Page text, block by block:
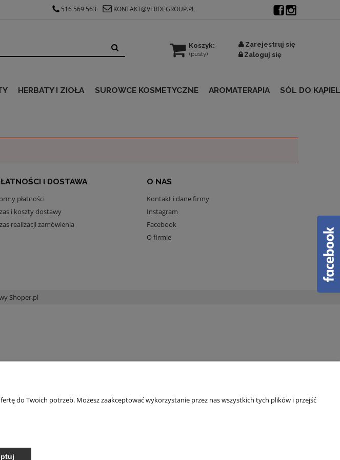
Zarejestruj się
Zaloguj się
Koszyk:
(pusty)
HERBATY I ZIOŁA SUROWCE KOSMETYCZNE AROMATERAPIA SÓL DO
516 569 563 KONTAKT@VERDEGROUP.PL
I DOSTAWA
płatności
i koszty dostawy
realizacji zamówienia
O NAS
Kontakt i dane firmy
Instagram
Facebook
O firmie
Shoper.pl
do Twoich potrzeb. Możesz zaakceptować wykorzystanie przez nas wszystkich tych plików i przejść